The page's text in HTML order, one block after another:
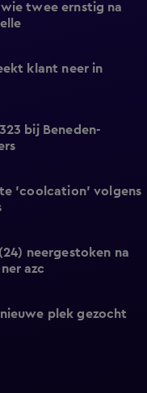
twee ernstig na
klant neer in
bij Beneden-
'coolcation' volgens
neergestoken na
azc
plek gezocht